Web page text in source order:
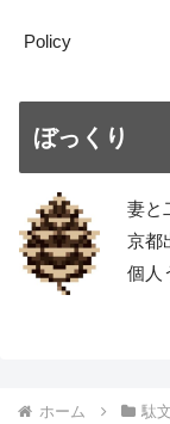
Policy
ぼっくり
妻と
京都
個人
ホーム 駄文